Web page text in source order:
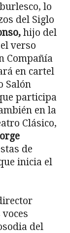
lo
del Siglo
hijo del
verso
Compañía
en cartel
Salón
participa
en la
Clásico,
de
inicia el
del